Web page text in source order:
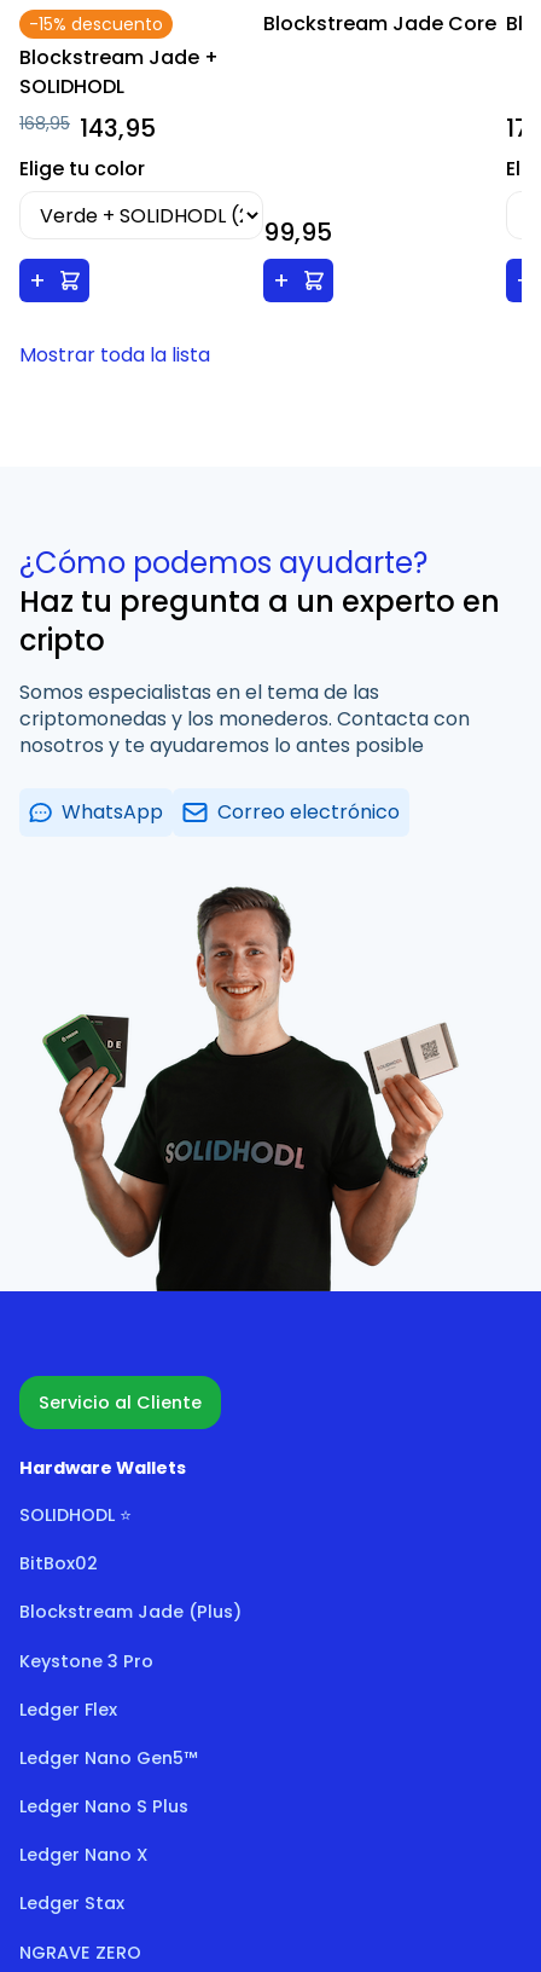
-15% descuento
Blockstream Jade +
SOLIDHODL
168,95 143,95
Elige tu color
+
Blockstream Jade Core
99,95
+
+
Mostrar toda la lista
¿Cómo podemos ayudarte?
Haz tu pregunta a un experto en
cripto
Somos especialistas en el tema de las
criptomonedas y los monederos. Contacta con
nosotros y te ayudaremos lo antes posible
WhatsApp Correo electrónico
Servicio al Cliente
Hardware Wallets
SOLIDHODL ⭐
BitBox02
Blockstream Jade (Plus)
Keystone 3 Pro
Ledger Flex
Ledger Nano Gen5™
Ledger Nano S Plus
Ledger Nano X
Ledger Stax
NGRAVE ZERO